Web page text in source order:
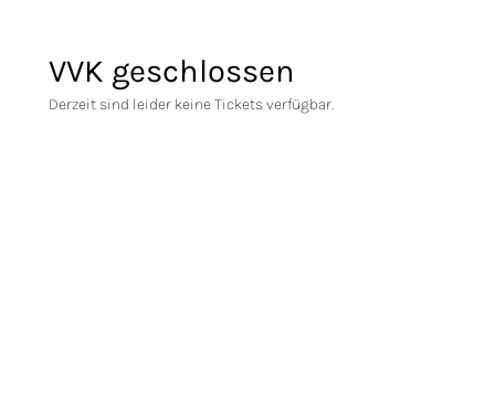
VVK geschlossen
Derzeit sind leider keine Tickets verfügbar.